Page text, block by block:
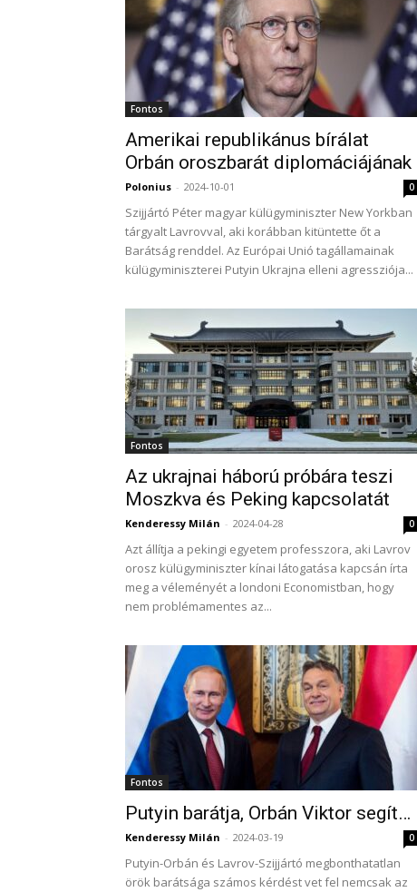
Fontos
Amerikai republikánus bírálat
Orbán oroszbarát diplomáciájának
Polonius - 2024-10-01 0
Szijjártó Péter magyar külügyminiszter New Yorkban
tárgyalt Lavrovval, aki korábban kitüntette őt a
Barátság renddel. Az Európai Unió tagállamainak
külügyminiszterei Putyin Ukrajna elleni agressziója...
Fontos
Az ukrajnai háború próbára teszi
Moszkva és Peking kapcsolatát
Kenderessy Milán - 2024-04-28 0
Azt állítja a pekingi egyetem professzora, aki Lavrov
orosz külügyminiszter kínai látogatása kapcsán írta
meg a véleményét a londoni Economistban, hogy
nem problémamentes az...
Fontos
Putyin barátja, Orbán Viktor segít…
Kenderessy Milán - 2024-03-19 0
Putyin-Orbán és Lavrov-Szijjártó megbonthatatlan
örök barátsága számos kérdést vet fel nemcsak az